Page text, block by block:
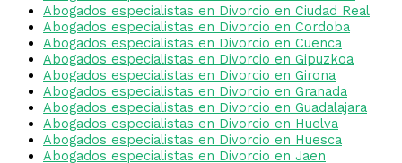
Abogados especialistas en Divorcio en Ciudad Real
Abogados especialistas en Divorcio en Cordoba
Abogados especialistas en Divorcio en Cuenca
Abogados especialistas en Divorcio en Gipuzkoa
Abogados especialistas en Divorcio en Girona
Abogados especialistas en Divorcio en Granada
Abogados especialistas en Divorcio en Guadalajara
Abogados especialistas en Divorcio en Huelva
Abogados especialistas en Divorcio en Huesca
Abogados especialistas en Divorcio en Jaen